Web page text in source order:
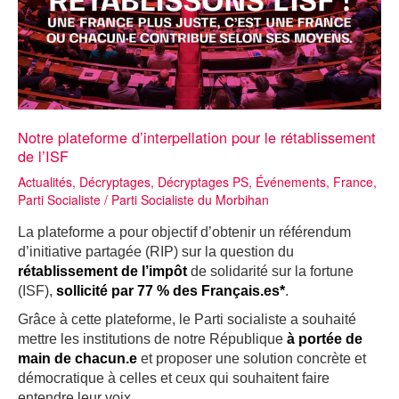
Notre plateforme d’interpellation pour le rétablissement
de l’ISF
Actualités, Décryptages, Décryptages PS, Événements, France,
Parti Socialiste / Parti Socialiste du Morbihan
La plateforme a pour objectif d’obtenir un référendum
d’initiative partagée (RIP) sur la question du
rétablissement de l’impôtde solidarité sur la fortune
(ISF), sollicité par 77 % des Français.es*.
Grâce à cette plateforme, le Parti socialiste a souhaité
mettre les institutions de notre République à portée de
main de chacun.e et proposer une solution concrète et
démocratique à celles et ceux qui souhaitent faire